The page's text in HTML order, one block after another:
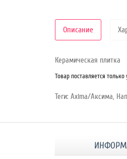
Описание
Керамическая плитка
Товар поставляется
Теги:Axima/Аксима,